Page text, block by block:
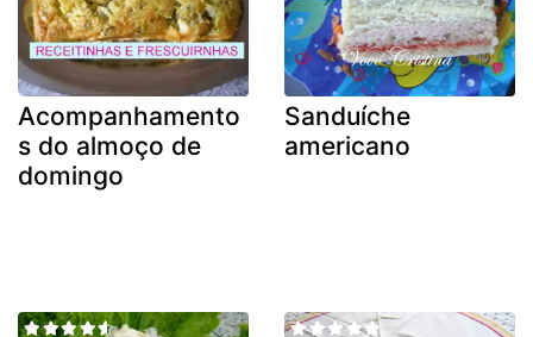
Acompanhamento
s do almoço de
domingo
Sanduíche
americano